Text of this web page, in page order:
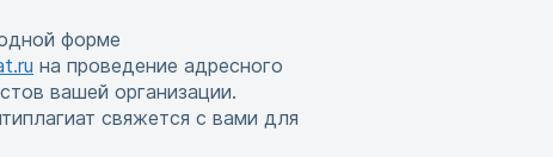
форме
на проведение адресного
вашей организации.
свяжется с вами для